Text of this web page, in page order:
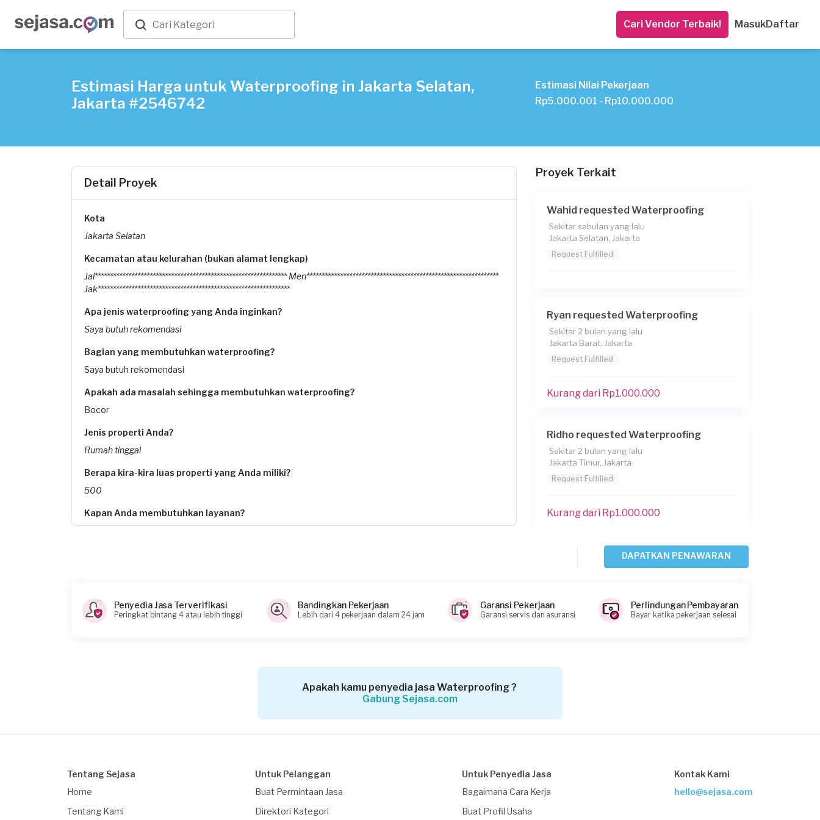
Cari Vendor Terbaik! MasukDaftar
Estimasi Harga untuk Waterproofing in Jakarta Selatan,
Jakarta #2546742
Estimasi Nilai Pekerjaan
Rp5.000.001 - Rp10.000.000
Detail Proyek
Kota
Jakarta Selatan
Kecamatan atau kelurahan (bukan alamat lengkap)
Jal*************************************************************** Men***************************************************************
Jak***************************************************************
Apa jenis waterproofing yang Anda inginkan?
Saya butuh rekomendasi
Bagian yang membutuhkan waterproofing?
Saya butuh rekomendasi
Apakah ada masalah sehingga membutuhkan waterproofing?
Bocor
Jenis properti Anda?
Rumah tinggal
Berapa kira-kira luas properti yang Anda miliki?
500
Kapan Anda membutuhkan layanan?
Proyek Terkait
Wahid requested Waterproofing
Sekitar sebulan yang lalu
Jakarta Selatan, Jakarta
Request Fulfilled
Ryan requested Waterproofing
Sekitar 2 bulan yang lalu
Jakarta Barat, Jakarta
Request Fulfilled
Kurang dari Rp1.000.000
Ridho requested Waterproofing
Sekitar 2 bulan yang lalu
Jakarta Timur, Jakarta
Request Fulfilled
Kurang dari Rp1.000.000
Della requested Waterproofing
2 bulan yang lalu
Request Fulfilled
Reyfhadli Chaniago requested
DAPATKAN PENAWARAN
Penyedia Jasa Terverifikasi
Peringkat bintang 4 atau lebih tinggi
Bandingkan Pekerjaan
Lebih dari 4 pekerjaan dalam 24 jam
Garansi Pekerjaan
Garansi servis dan asuransi
Perlindungan Pembayaran
Bayar ketika pekerjaan selesai
Apakah kamu penyedia jasa Waterproofing ?
Gabung Sejasa.com
Tentang Sejasa
Home
Tentang Kami
Untuk Pelanggan
Buat Permintaan Jasa
Direktori Kategori
Untuk Penyedia Jasa
Bagaimana Cara Kerja
Buat Profil Usaha
Kontak Kami
hello@sejasa.com